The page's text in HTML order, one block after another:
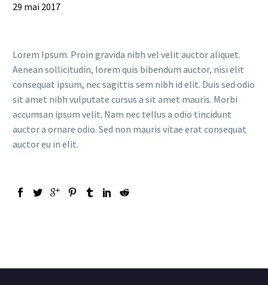
29 mai 2017
Lorem Ipsum. Proin gravida nibh vel velit auctor aliquet.
Aenean sollicitudin, lorem quis bibendum auctor, nisi elit
consequat ipsum, nec sagittis sem nibh id elit. Duis sed odio
sit amet nibh vulputate cursus a sit amet mauris. Morbi
accumsan ipsum velit. Nam nec tellus a odio tincidunt
auctor a ornare odio. Sed non mauris vitae erat consequat
auctor eu in elit.